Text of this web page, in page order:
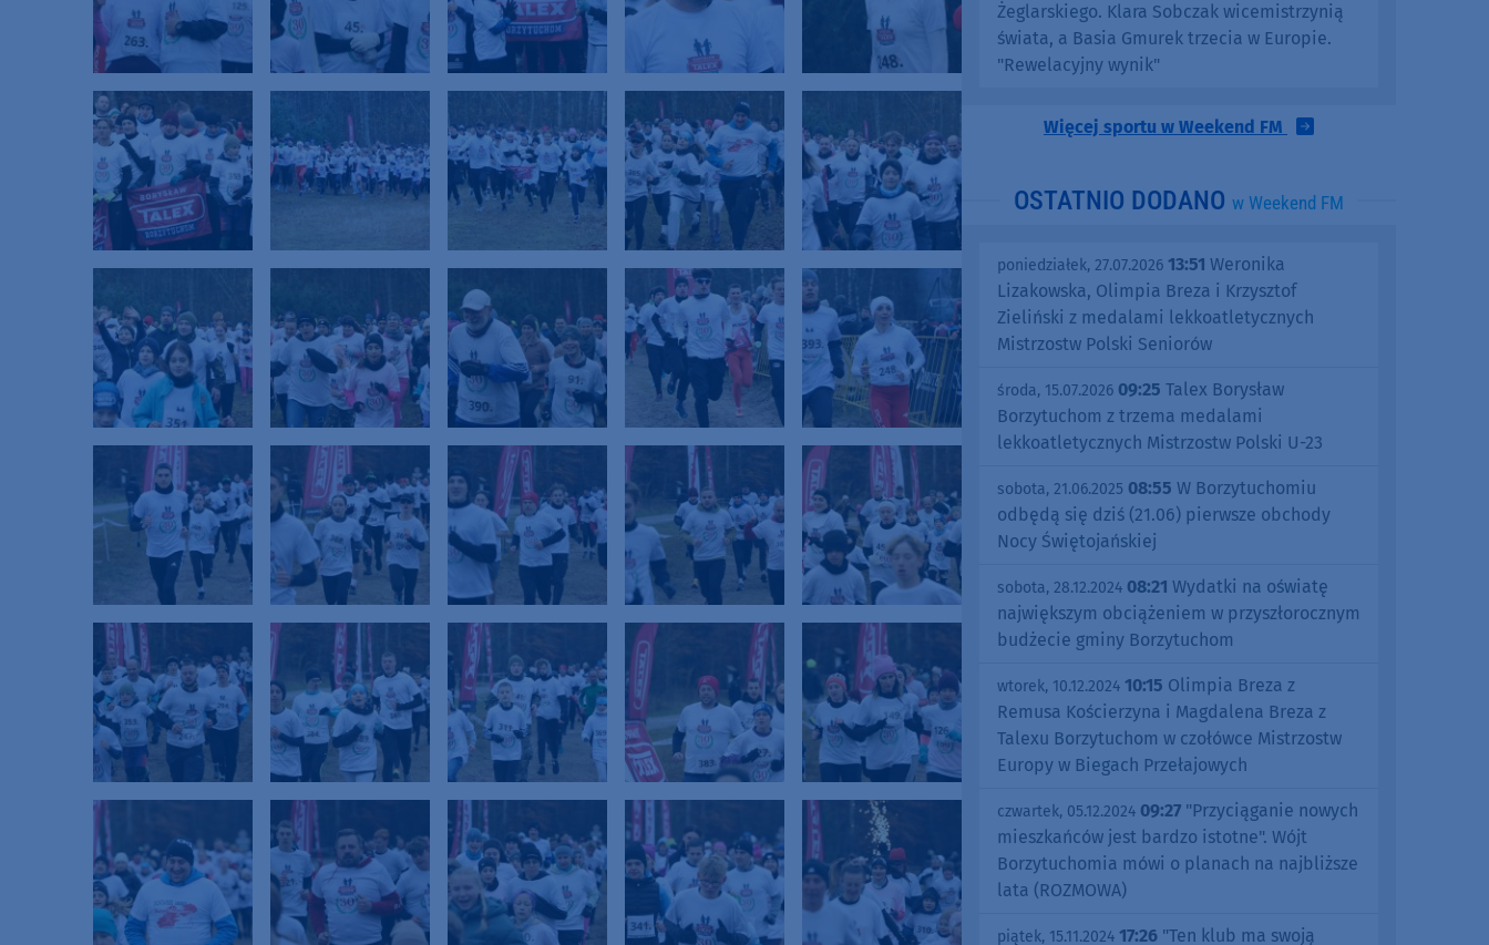
Żeglarskiego. Klara Sobczak wicemistrzynią
świata, a Basia Gmurek trzecia w Europie.
"Rewelacyjny wynik"
Więcej sportu w Weekend FM
OSTATNIO DODANO w Weekend FM
poniedziałek, 27.07.2026 13:51 Weronika
Lizakowska, Olimpia Breza i Krzysztof
Zieliński z medalami lekkoatletycznych
Mistrzostw Polski Seniorów
środa, 15.07.2026 09:25 Talex Borysław
Borzytuchom z trzema medalami
lekkoatletycznych Mistrzostw Polski U-23
sobota, 21.06.2025 08:55 W Borzytuchomiu
odbędą się dziś (21.06) pierwsze obchody
Nocy Świętojańskiej
sobota, 28.12.2024 08:21 Wydatki na oświatę
największym obciążeniem w przyszłorocznym
budżecie gminy Borzytuchom
wtorek, 10.12.2024 10:15 Olimpia Breza z
Remusa Kościerzyna i Magdalena Breza z
Talexu Borzytuchom w czołówce Mistrzostw
Europy w Biegach Przełajowych
czwartek, 05.12.2024 09:27 "Przyciąganie nowych
mieszkańców jest bardzo istotne". Wójt
Borzytuchomia mówi o planach na najbliższe
lata (ROZMOWA)
piątek, 15.11.2024 17:26 "Ten klub ma swoją